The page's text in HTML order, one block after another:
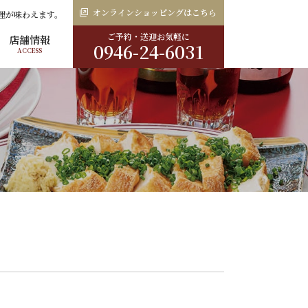
味わえます。
店舗情報
ACCESS
オンラインショッピングはこちら
ご予約・送迎お気軽に
0946-24-6031